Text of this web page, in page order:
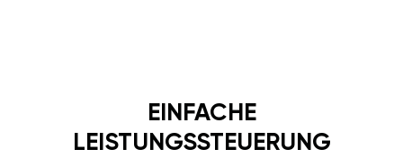
EINFACHE
LEISTUNGSSTEUERUNG